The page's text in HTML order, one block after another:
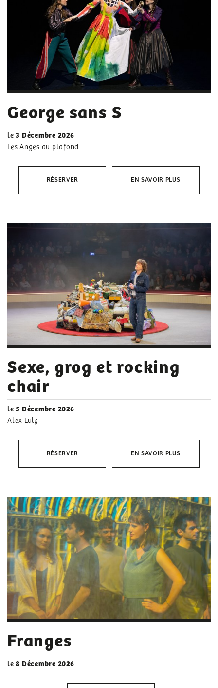
George sans S
le3 Décembre 2026
Les Anges au plafond
RÉSERVER EN SAVOIR PLUS
Sexe, grog et rocking
chair
le5 Décembre 2026
Alex Lutz
RÉSERVER EN SAVOIR PLUS
Franges
le8 Décembre 2026